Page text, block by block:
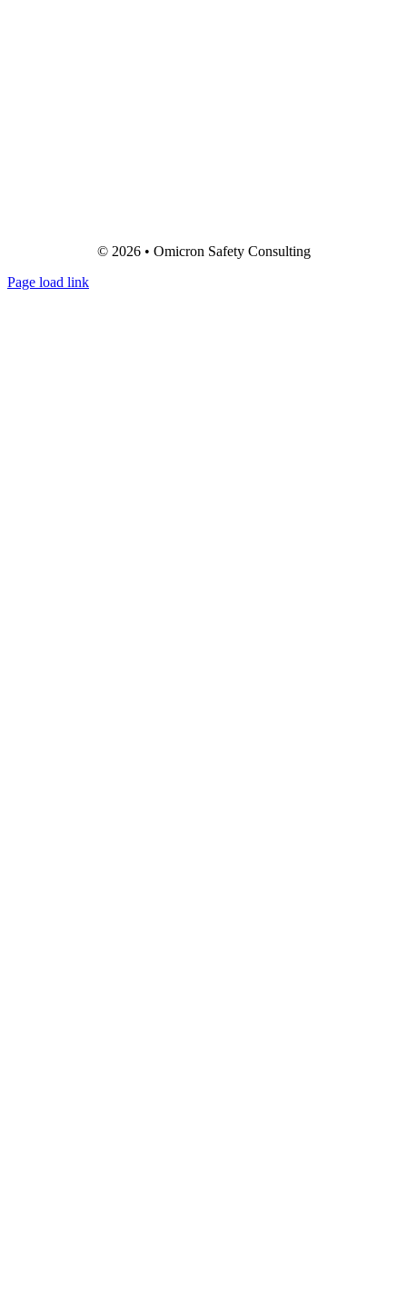
© 2026 • Omicron Safety Consulting
Page load link